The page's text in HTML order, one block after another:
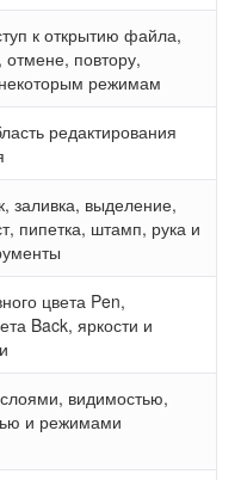
к открытию файла,
повтору,
режимам
редактирования
заливка, выделение,
пипетка, штамп, рука и
цвета Pen,
Back, яркости и
видимостью,
и режимами